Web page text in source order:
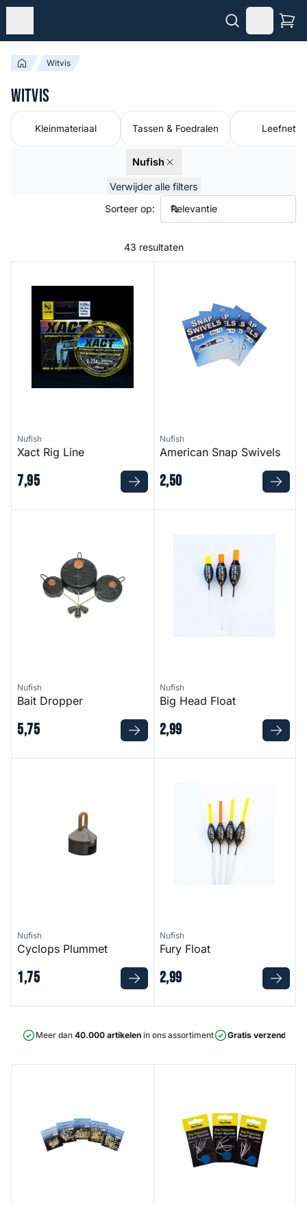
Witvis
Witvis
Kleinmateriaal Tassen & Foedralen
Nufish
Verwijder alle filters
43 resultaten
Sorteer op:
Nufish
Xact Rig Line
7,95
Nufish
American Snap Swivels
2,50
Nufish
Bait Dropper
5,75
Nufish
Big Head Float
2,99
Nufish
Cyclops Plummet
1,75
Nufish
Fury Float
2,99
Meer dan 40.000 artikelen in ons assortiment Gratis verzending